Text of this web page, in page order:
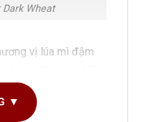
Wheat
vị lúa mì đậm
Beer Dark Wheat
hài lòng. Đây là
▼